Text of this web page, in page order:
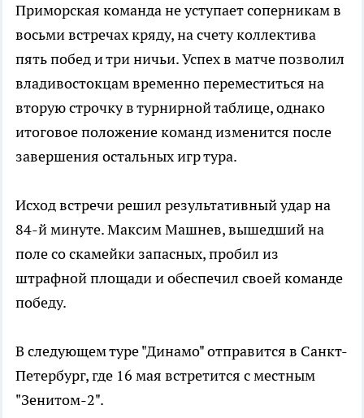
Приморская команда не уступает соперникам в
восьми встречах кряду, на счету коллектива
пять побед и три ничьи. Успех в матче позволил
владивостокцам временно переместиться на
вторую строчку в турнирной таблице, однако
итоговое положение команд изменится после
завершения остальных игр тура.
Исход встречи решил результативный удар на
84-й минуте. Максим Машнев, вышедший на
поле со скамейки запасных, пробил из
штрафной площади и обеспечил своей команде
победу.
В следующем туре "Динамо" отправится в Санкт-
Петербург, где 16 мая встретится с местным
"Зенитом-2".